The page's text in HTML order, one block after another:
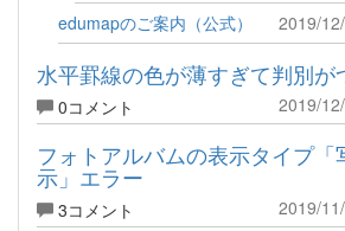
edumapのご案内（公式）
2019/
水平罫線の色が薄すぎて判別が
0コメント 2019/
フォトアルバムの表示タイプ「
示」エラー
3コメント 2019/